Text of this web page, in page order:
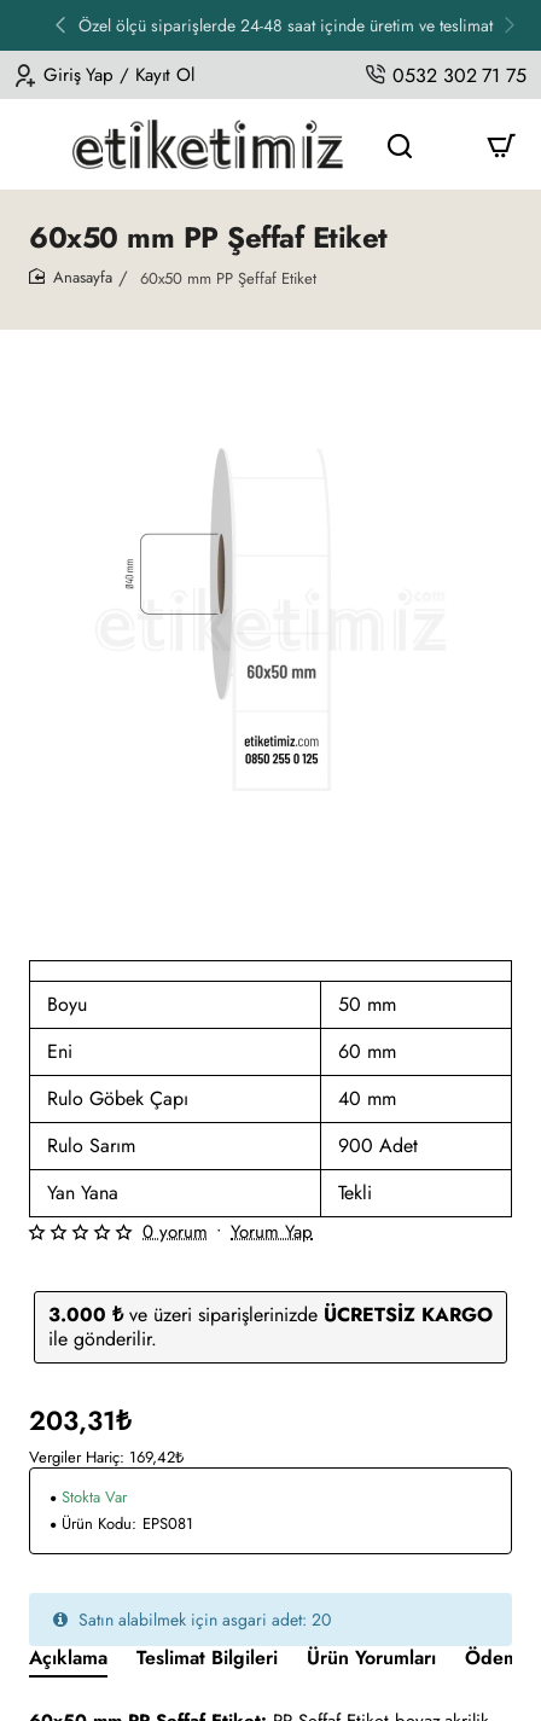
Özel ölçü siparişlerde 24-48 saat içinde üretim ve teslimat
Giriş Yap / Kayıt Ol 0532 302 71 75
60x50 mm PP Şeffaf Etiket
60x50 mm PP Şeffaf Etiket
Boyu
50 mm
Eni
60 mm
Rulo Göbek Çapı
40 mm
Rulo Sarım
900 Adet
Yan Yana
Tekli
3.000 ₺ve üzeri siparişlerinizde ÜCRETSİZ KARGO
ile gönderilir.
0 yorum • Yorum Yap
203,31₺
Vergiler Hariç: 169,42₺
Stokta Var
Ürün Kodu: EPS081
Satın alabilmek için asgari adet: 20
Açıklama Teslimat Bilgileri Ürün Yorumları Ödeme